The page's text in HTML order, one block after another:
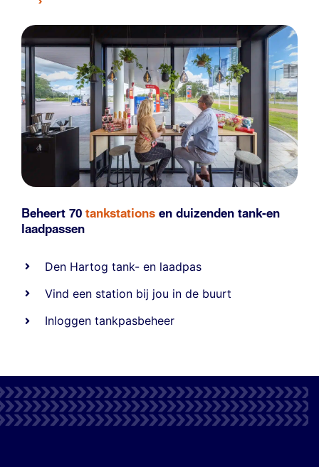
Beheert 70 tankstations en duizenden tank-en
laadpassen
Den Hartog tank- en laadpas
Vind een station bij jou in de buurt
Inloggen tankpasbeheer